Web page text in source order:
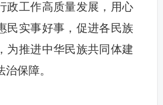
政工作高质量发展，用心
民实事好事，促进各民族
为推进中华民族共同体建
保障。